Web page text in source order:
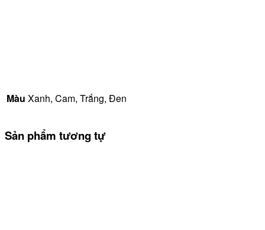
Màu Xanh, Cam, Trắng, Đen
Sản phẩm tương tự